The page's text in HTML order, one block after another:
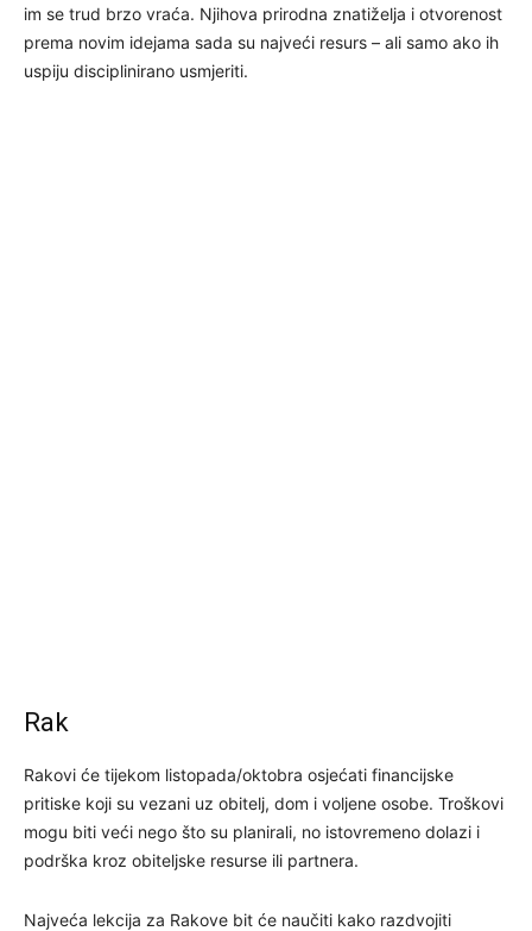
im se trud brzo vraća. Njihova prirodna znatiželja i otvorenost
prema novim idejama sada su najveći resurs – ali samo ako ih
uspiju disciplinirano usmjeriti.
Rak
Rakovi će tijekom listopada/oktobra osjećati financijske
pritiske koji su vezani uz obitelj, dom i voljene osobe. Troškovi
mogu biti veći nego što su planirali, no istovremeno dolazi i
podrška kroz obiteljske resurse ili partnera.
Najveća lekcija za Rakove bit će naučiti kako razdvojiti